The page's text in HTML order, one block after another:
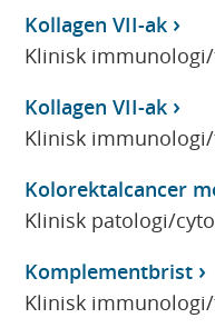
Kollagen VII-ak
Klinisk
Kollagen VII-ak
Klinisk
Kolorektalcancer
Klinisk patologi/
Komplementbrist
Klinisk